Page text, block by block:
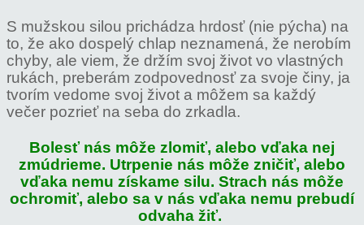
S mužskou silou prichádza hrdosť (nie pýcha) na
to, že ako dospelý chlap neznamená, že nerobím
chyby, ale viem, že držím svoj život vo vlastných
rukách, preberám zodpovednosť za svoje činy, ja
tvorím vedome svoj život a môžem sa každý
večer pozrieť na seba do zrkadla.
Bolesť nás môže zlomiť, alebo vďaka nej
zmúdrieme. Utrpenie nás môže zničiť, alebo
vďaka nemu získame silu. Strach nás môže
ochromiť, alebo sa v nás vďaka nemu prebudí
odvaha žiť.